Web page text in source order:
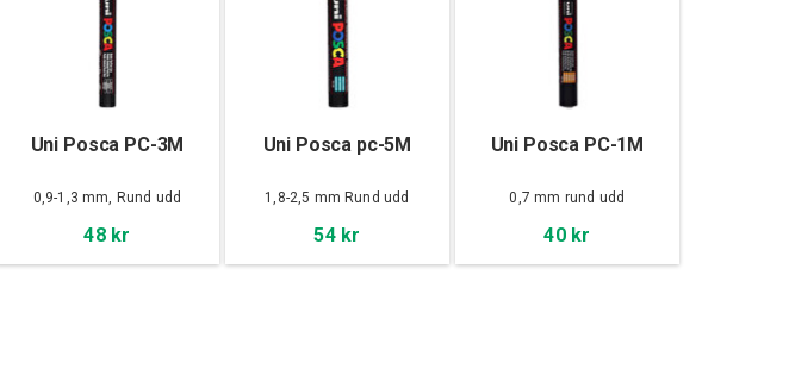
Uni Posca PC-3M
0,9-1,3 mm, Rund udd
48 kr
Uni Posca pc-5M
1,8-2,5 mm Rund udd
54 kr
Uni Posca PC-1M
0,7 mm rund udd
40 kr